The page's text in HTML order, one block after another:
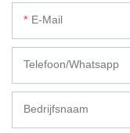
E-Mail
Telefoon/whatsapp
Bedrijfsnaam